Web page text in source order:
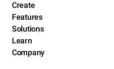
Create
Features
Solutions
Learn
Company